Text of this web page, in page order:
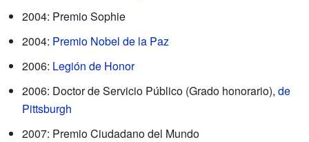
2004: Premio Sophie
2004: Premio Nobel de la Paz
2006: Legión de Honor
2006: Doctor de Servicio Público (Grado honorario), de
Pittsburgh
2007: Premio Ciudadano del Mundo